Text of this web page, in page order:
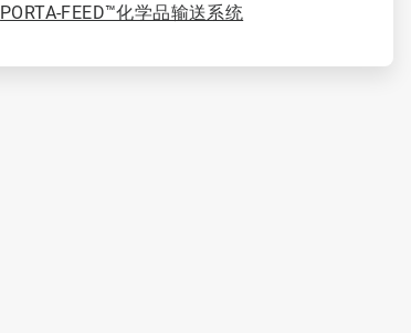
PORTA-FEED™化学品输送系统